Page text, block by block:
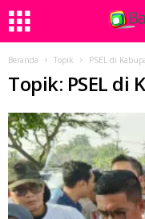
Beranda Topik PSEL di
Topik: PSEL di